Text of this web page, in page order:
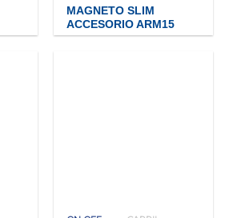
MAGNETO SLIM
ACCESORIO ARM15